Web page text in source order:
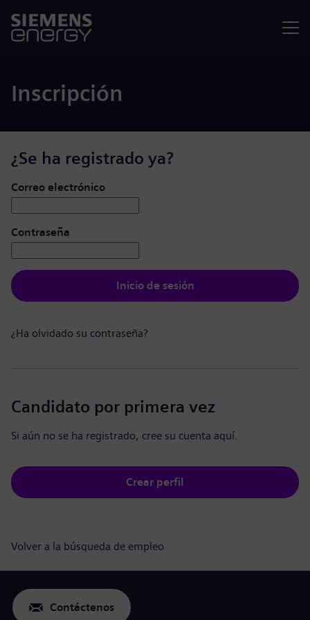
Inscripción
¿Se ha registrado ya?
Iniciar de sesión: usuario y contraseña
Correo electrónico
Contraseña
Inicio de sesión
¿Ha olvidado su contraseña?
Candidato por primera vez
Si aún no se ha registrado, cree su cuenta aquí.
Crear perfil
Volver a la búsqueda de empleo
Contáctenos